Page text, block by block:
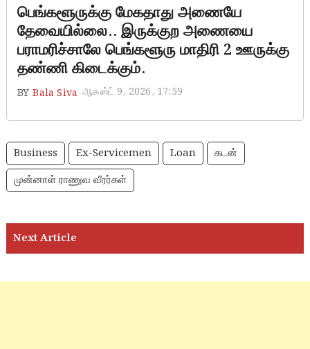
பெங்களூருக்கு மேகதாது அணையே
தேவையில்லை.. இருக்குற அணையை
பராமரிச்சாலே பெங்களூரு மாதிரி 2 ஊருக்கு
தண்ணி கிடைக்கும்.
BY Bala Siva ஆகஸ்ட் 9, 2026, 17:59
Business Ex-Servicemen Loan
கடன்
முன்னாள் ராணுவ வீரர்கள்